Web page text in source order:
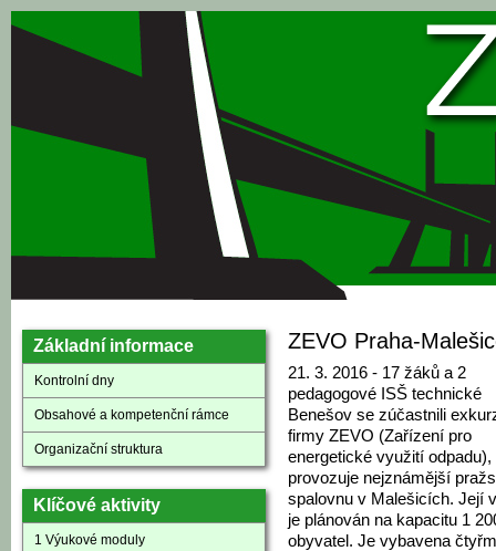
Přejít k hlavnímu obsahu
Základní informace
Kontrolní dny
Obsahové a kompetenční rámce
Organizační struktura
Klíčové aktivity
1 Výukové moduly
ZEVO Praha-
21. 3. 2016 - 17 žáků a 2
pedagogové ISŠ technické
Benešov se zúčastnili
firmy ZEVO (Zařízení pro
energetické využití odpadu),
provozuje nejznámější
spalovnu v Malešicích. Její
je plánován na kapacitu 1
obyvatel. Je vybavena